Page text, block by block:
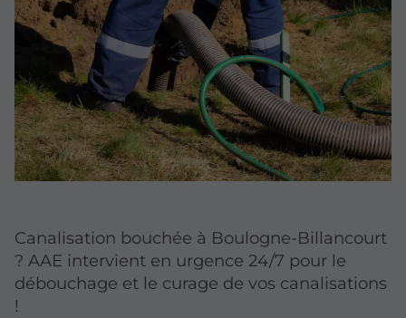
Canalisation bouchée à Boulogne-Billancourt
? AAE intervient en urgence 24/7 pour le
débouchage et le curage de vos canalisations
!